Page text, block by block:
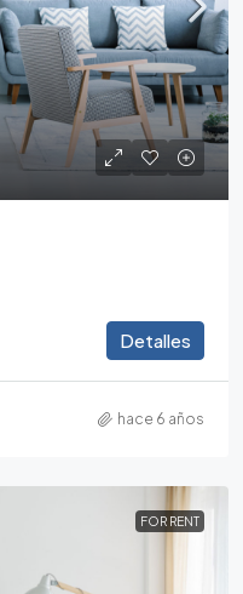
Detalles
hace 6 años
FOR RENT